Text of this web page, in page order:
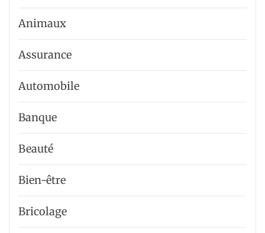
Animaux
Assurance
Automobile
Banque
Beauté
Bien-être
Bricolage